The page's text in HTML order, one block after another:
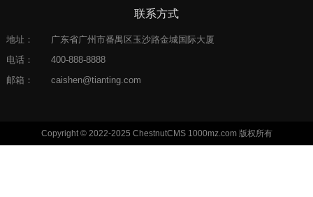
联系方式
地址：
广东省广州市番禺区玉沙路金城国际大厦
电话：
400-888-8888
邮箱：
caishen@tianting.com
Copyright © 2022-2025 ChestnutCMS 1000mz.com 版权所有